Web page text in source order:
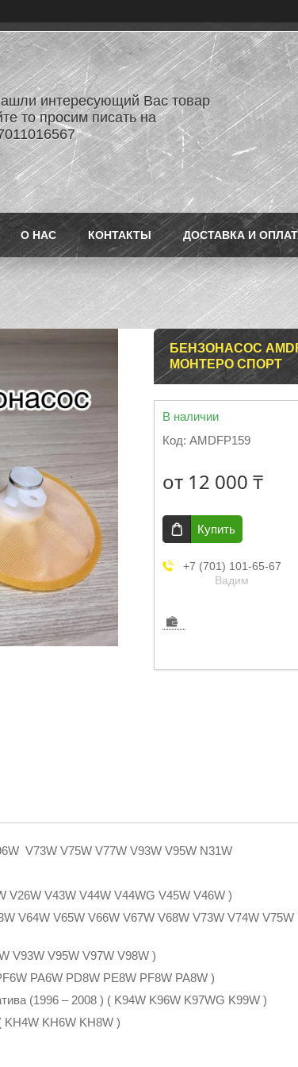
интересующий Вас товар
то просим писать на
О НАС КОНТАКТЫ ДОСТАВКА И
БЕНЗОНАСОС
МОНТЕРО СПОРТ
В наличии
Код: AMDFP159
от 12 000 ₸
Купить
+7 (701) 101-65-67
Вадим
V73W V75W V77W V93W V95W N31W
V43W V44W V44WG V45W V46W )
V64W V65W V66W V67W V68W V73W V74W V75W
V93W V95W V97W V98W )
PA6W PD8W PE8W PF8W PA8W )
(1996 – 2008 ) ( K94W K96W K97WG K99W )
KH6W KH8W )